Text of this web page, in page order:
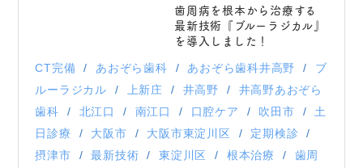
歯周病を根本から治療する
最新技術『ブルーラジカル』
を導入しました！
CT完備 あおぞら歯科 あおぞら歯科井高野
ブ
ルーラジカル
上新庄 井高野
井高野あおぞら
歯科
北江口 南江口 口腔ケア 吹田市
土
日診療
大阪市 大阪市東淀川区
定期検診
摂津市
最新技術 東淀川区 根本治療
歯周